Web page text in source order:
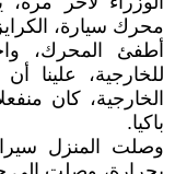
محرك سيارة،
أطفئ المحرك،
للخارجية، علينا
الخارجية، كان
باكيا.
وصلت المنزل سيرا